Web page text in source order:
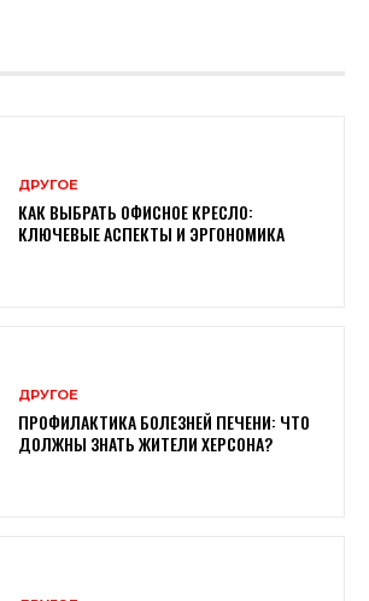
ДРУГОЕ
КАК ВЫБРАТЬ ОФИСНОЕ КРЕСЛО:
КЛЮЧЕВЫЕ АСПЕКТЫ И ЭРГОНОМИКА
ДРУГОЕ
ПРОФИЛАКТИКА БОЛЕЗНЕЙ ПЕЧЕНИ: ЧТО
ДОЛЖНЫ ЗНАТЬ ЖИТЕЛИ ХЕРСОНА?